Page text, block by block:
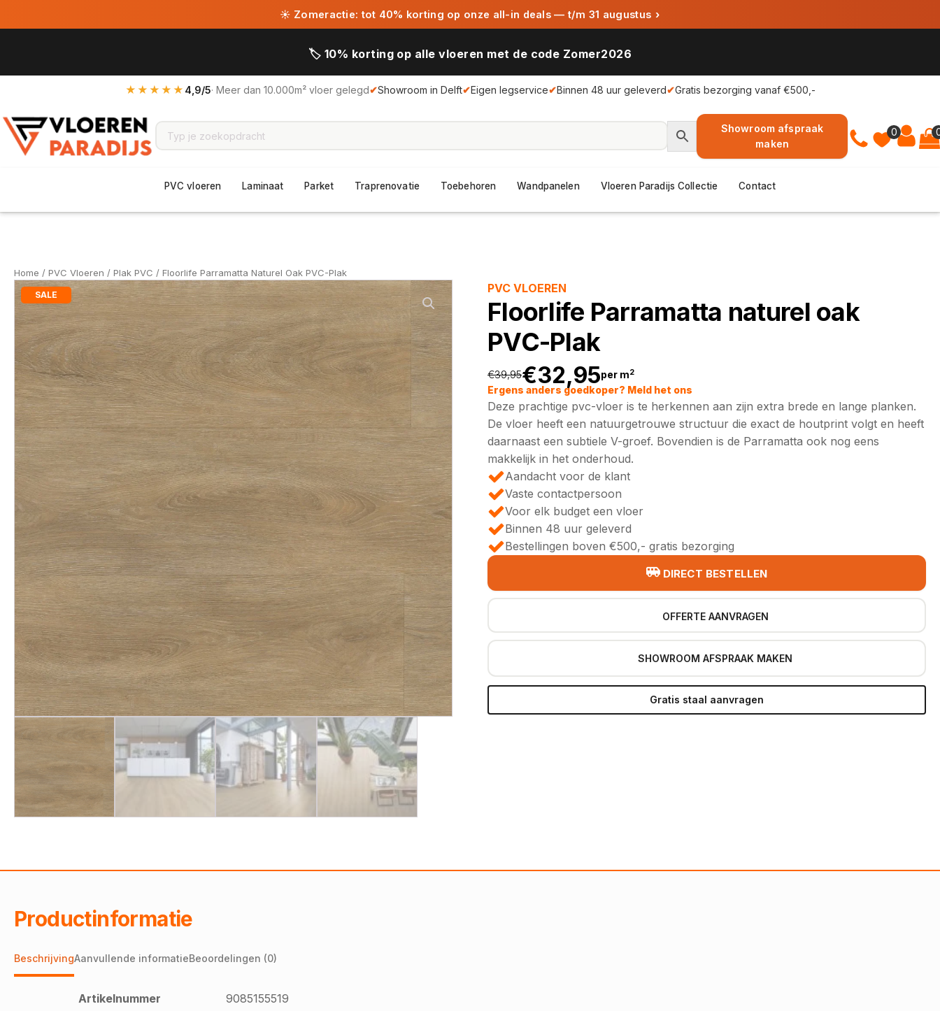
☀ Zomeractie: tot 40% korting op onze all-in deals — t/m 31 augustus ›
🏷️ 10% korting op alle vloeren met de code Zomer2026
★★★★★ 4,9/5· Meer dan 10.000m² vloer gelegd✔Showroom in Delft✔Eigen legservice✔Binnen 48 uur geleverd✔Gratis bezorging vanaf €500,-
0
Showroom afspraak
maken
PVC vloeren Laminaat Parket Traprenovatie Toebehoren Wandpanelen Vloeren Paradijs Collectie Contact
Home / PVC Vloeren / Plak PVC / Floorlife Parramatta Naturel Oak PVC-Plak
SALE PVC VLOEREN
Floorlife Parramatta naturel oak
PVC-Plak
€39,95
Oorspronkelijke
prijs
was:
€39,95.
€32,95
Huidige
prijs
is:
€32,95.
per m2
Ergens anders goedkoper? Meld het ons
Deze prachtige pvc-vloer is te herkennen aan zijn extra brede en lange planken.
De vloer heeft een natuurgetrouwe structuur die exact de houtprint volgt en heeft
daarnaast een subtiele V-groef. Bovendien is de Parramatta ook nog eens
makkelijk in het onderhoud.
Aandacht voor de klant
Vaste contactpersoon
Voor elk budget een vloer
Binnen 48 uur geleverd
Bestellingen boven €500,- gratis bezorging
DIRECT BESTELLEN
OFFERTE AANVRAGEN
SHOWROOM AFSPRAAK MAKEN
Gratis staal aanvragen
Productinformatie
BeschrijvingAanvullende informatieBeoordelingen (0)
Artikelnummer
9085155519